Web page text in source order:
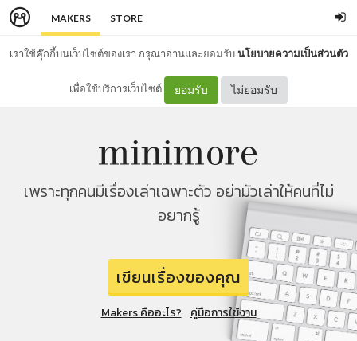
MAKERS STORE
เราใช้คุ๊กกี้บนเว็บไซต์ของเรา กรุณาอ่านและยอมรับนโยบายความเป็นส่วนตัว
เพื่อใช้บริการเว็บไซต์ ยอมรับ ไม่ยอมรับ
เพราะทุกคนมีเรื่องเล่าเฉพาะตัว อย่ามัวเล่าให้คนที่ไม่
อยากรู้
เขียนเรื่องของคุณ
Makers คืออะไร? คู่มือการใช้งาน